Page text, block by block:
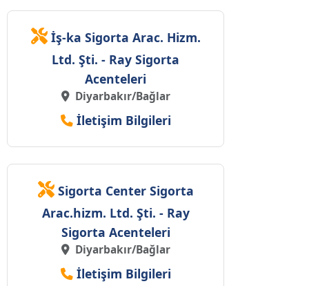
İş-ka Sigorta Arac. Hizm.
Ltd. Şti. - Ray Sigorta
Acenteleri
Diyarbakır/Bağlar
İletişim Bilgileri
Sigorta Center Sigorta
Arac.hizm. Ltd. Şti. - Ray
Sigorta Acenteleri
Diyarbakır/Bağlar
İletişim Bilgileri